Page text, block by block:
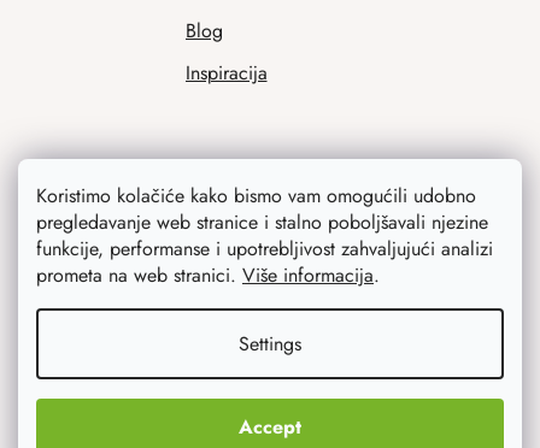
Koristimo kolačiće kako bismo vam omogućili udobno
pregledavanje web stranice i stalno poboljšavali njezine
funkcije, performanse i upotrebljivost zahvaljujući analizi
prometa na web stranici. Više informacija.
Settings
Accept
Blog
Inspiracija
Ono što vas najviše zanima
Noviteti
Originalni pokloni